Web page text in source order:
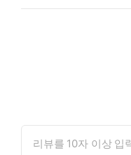
우리 인간이 이런 존
의 시선으로 생각하는